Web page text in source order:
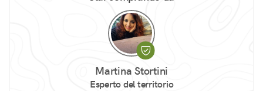
Martina Stortini
Esperto del territorio